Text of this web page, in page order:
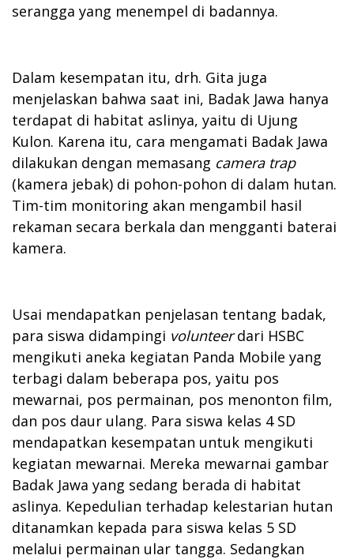
serangga yang menempel di badannya.
Dalam kesempatan itu, drh. Gita juga
menjelaskan bahwa saat ini, Badak Jawa hanya
terdapat di habitat aslinya, yaitu di Ujung
Kulon. Karena itu, cara mengamati Badak Jawa
dilakukan dengan memasang camera trap
(kamera jebak) di pohon-pohon di dalam hutan.
Tim-tim monitoring akan mengambil hasil
rekaman secara berkala dan mengganti baterai
kamera.
Usai mendapatkan penjelasan tentang badak,
para siswa didampingi volunteerdari HSBC
mengikuti aneka kegiatan Panda Mobile yang
terbagi dalam beberapa pos, yaitu pos
mewarnai, pos permainan, pos menonton film,
dan pos daur ulang. Para siswa kelas 4 SD
mendapatkan kesempatan untuk mengikuti
kegiatan mewarnai. Mereka mewarnai gambar
Badak Jawa yang sedang berada di habitat
aslinya. Kepedulian terhadap kelestarian hutan
ditanamkan kepada para siswa kelas 5 SD
melalui permainan ular tangga. Sedangkan